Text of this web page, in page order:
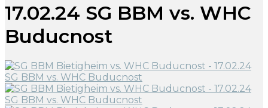
17.02.24 SG BBM vs. WHC
Buducnost